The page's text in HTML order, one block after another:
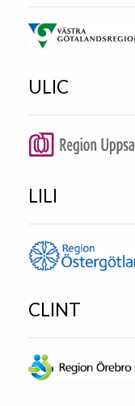
ULIC
LILI
CLINT